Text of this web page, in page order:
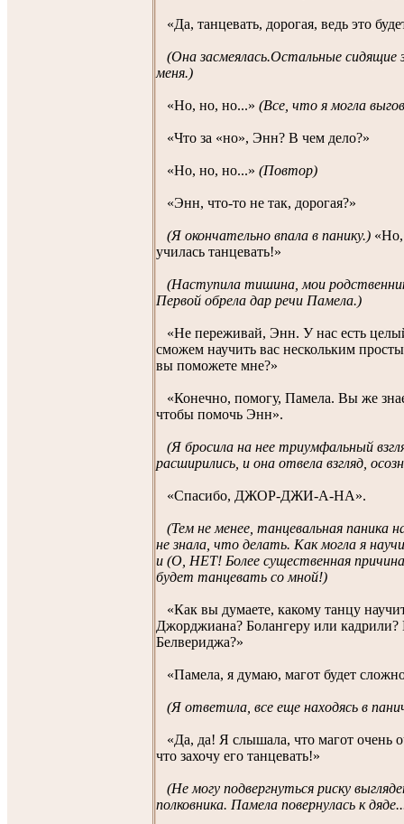
«Да, танцевать, дорогая, ведь это
(Она засмеялась.Остальные сидящие
меня.)
«Но, но, но...» (Все, что я могла
«Что за «но», Энн? В чем дело?»
«Но, но, но...» (Повтор)
«Энн, что-то не так, дорогая?»
(Я окончательно впала в панику.) «Но,
училась танцевать!»
(Наступила тишина, мои
Первой обрела дар речи Памела.)
«Не переживай, Энн. У нас есть
сможем научить вас нескольким
вы поможете мне?»
«Конечно, помогу, Памела. Вы же
чтобы помочь Энн».
(Я бросила на нее триумфальный
расширились, и она отвела взгляд,
«Спасибо, ДЖОР-ДЖИ-A-НA».
(Тем не менее, танцевальная паника
не знала, что делать. Как могла я
и (О, НЕТ! Более существенная
будет танцевать со мной!)
«Как вы думаете, какому танцу
Джорджиана? Болангеру или кадрили?
Белвериджа?»
«Памела, я думаю, магот будет
(Я ответила, все еще находясь в
«Да, да! Я слышала, что магот очень
что захочу его танцевать!»
(Не могу подвергнуться риску
полковника. Памела повернулась к